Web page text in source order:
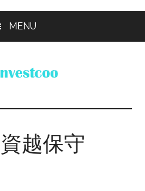
MENU
越保守